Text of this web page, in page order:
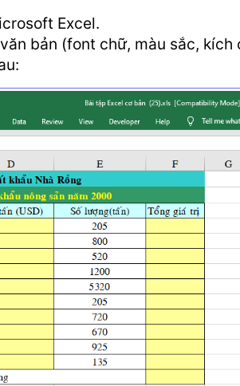
Excel.
bản (font chữ, màu sắc,